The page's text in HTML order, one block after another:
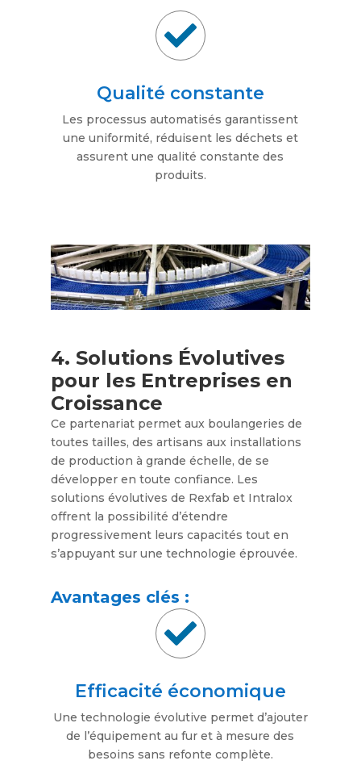

Qualité constante
Les processus automatisés garantissent
une uniformité, réduisent les déchets et
assurent une qualité constante des
produits.
4. Solutions Évolutives
pour les Entreprises en
Croissance
Ce partenariat permet aux boulangeries de
toutes tailles, des artisans aux installations
de production à grande échelle, de se
développer en toute confiance. Les
solutions évolutives de Rexfab et Intralox
offrent la possibilité d’étendre
progressivement leurs capacités tout en
s’appuyant sur une technologie éprouvée.
Avantages clés :

Efficacité économique
Une technologie évolutive permet d’ajouter
de l’équipement au fur et à mesure des
besoins sans refonte complète.